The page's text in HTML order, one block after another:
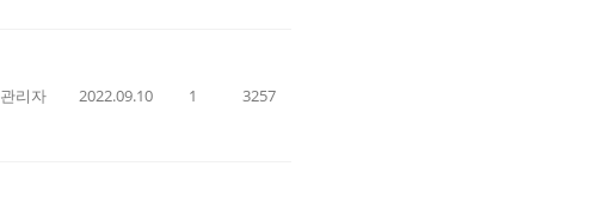
관리자 2022.09.10 1 3257